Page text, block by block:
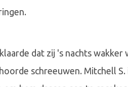
dat zij 's nachts wakker
schreeuwen. Mitchell